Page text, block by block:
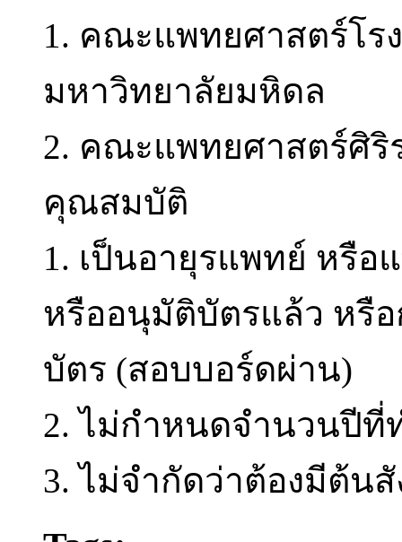
1. คณะแพทยศาสตร์โร
มหาวิทยาลัยมหิดล
2. คณะแพทยศาสตร์ศิ
คุณสมบัติ
1. เป็นอายุรแพทย์ หรื
หรืออนุมัติบัตรแล้ว หรื
บัตร (สอบบอร์ดผ่าน)
2. ไม่กำหนดจำนวนปีที่
3. ไม่จำกัดว่าต้องมีต้น